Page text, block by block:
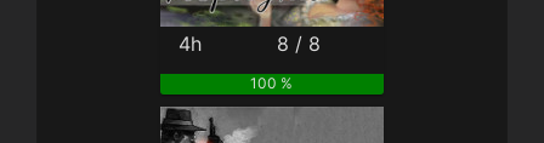
4h 8 / 8
100 %